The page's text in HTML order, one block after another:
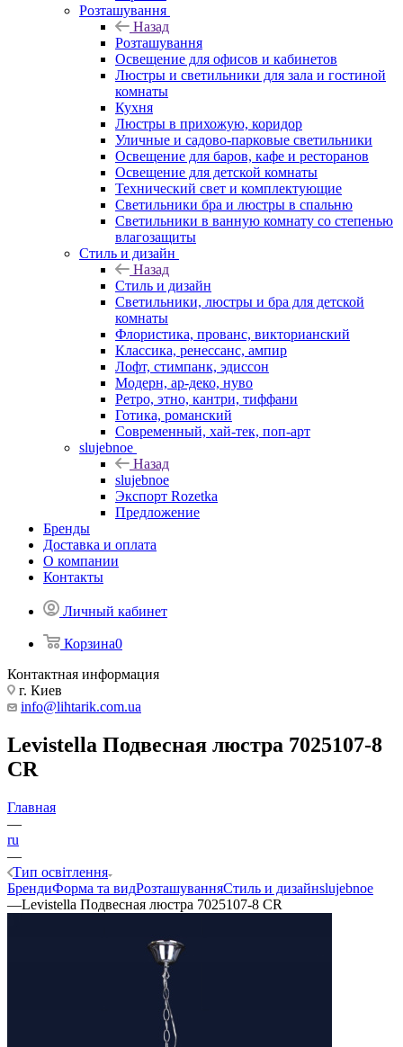
Розташування
Назад
Розташування
Освещение для офисов и кабинетов
Люстры и светильники для зала и гостиной
комнаты
Кухня
Люстры в прихожую, коридор
Уличные и садово-парковые светильники
Освещение для баров, кафе и ресторанов
Освещение для детской комнаты
Технический свет и комплектующие
Светильники бра и люстры в спальню
Светильники в ванную комнату со степенью
влагозащиты
Стиль и дизайн
Назад
Стиль и дизайн
Светильники, люстры и бра для детской
комнаты
Флористика, прованс, викторианский
Классика, ренессанс, ампир
Лофт, стимпанк, эдиссон
Модерн, ар-деко, нуво
Ретро, этно, кантри, тиффани
Готика, романский
Современный, хай-тек, поп-арт
slujebnoe
Назад
slujebnoe
Экспорт Rozetka
Предложение
Бренды
Доставка и оплата
О компании
Контакты
Личный кабинет
Корзина0
Контактная информация
г. Киев
info@lihtarik.com.ua
Levistella Подвесная люстра 7025107-8
CR
Главная
—
ru
—
Тип освітлення
БрендиФорма та видРозташуванняСтиль и дизайнslujebnoe
—Levistella Подвесная люстра 7025107-8 CR